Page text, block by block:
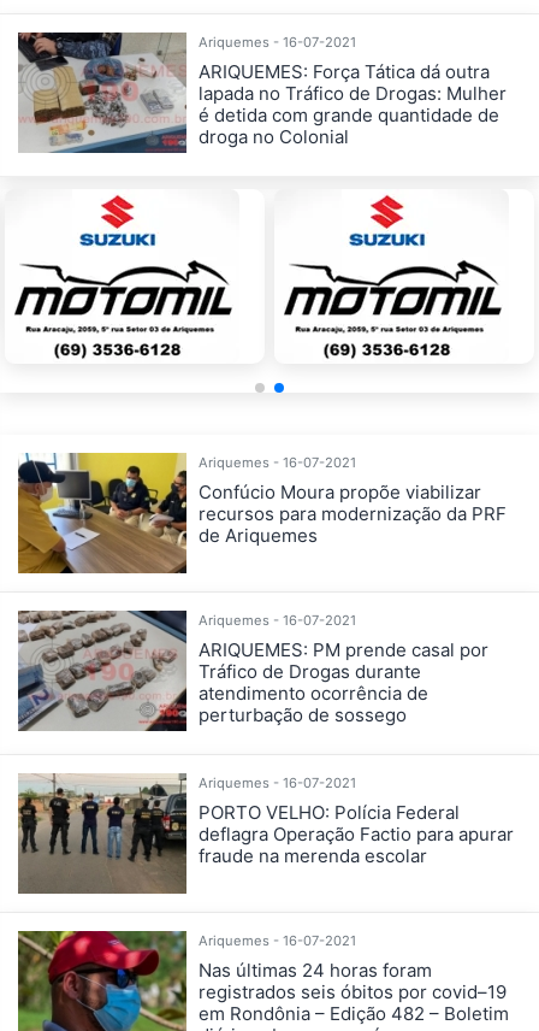
Ariquemes - 16-07-2021
ARIQUEMES: Força Tática dá outra
lapada no Tráfico de Drogas: Mulher
é detida com grande quantidade de
droga no Colonial
Ariquemes - 16-07-2021
Confúcio Moura propõe viabilizar
recursos para modernização da PRF
de Ariquemes
Ariquemes - 16-07-2021
ARIQUEMES: PM prende casal por
Tráfico de Drogas durante
atendimento ocorrência de
perturbação de sossego
Ariquemes - 16-07-2021
PORTO VELHO: Polícia Federal
deflagra Operação Factio para apurar
fraude na merenda escolar
Ariquemes - 16-07-2021
Nas últimas 24 horas foram
registrados seis óbitos por covid–19
em Rondônia – Edição 482 – Boletim